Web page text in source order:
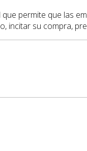
permite que las
incitar su compra,